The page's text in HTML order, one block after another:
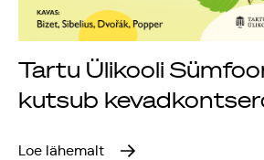
Tartu Ülikooli
kutsub
Loe lähemalt